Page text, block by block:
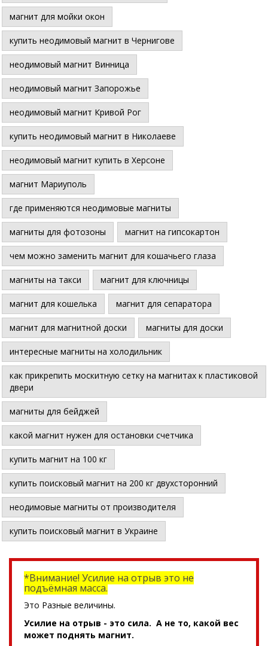
магнит для мойки окон
купить неодимовый магнит в Чернигове
неодимовый магнит Винница
неодимовый магнит Запорожье
неодимовый магнит Кривой Рог
купить неодимовый магнит в Николаеве
неодимовый магнит купить в Херсоне
магнит Мариуполь
где применяются неодимовые магниты
магниты для фотозоны магнит на гипсокартон
чем можно заменить магнит для кошачьего глаза
магниты на такси магнит для ключницы
магнит для кошелька магнит для сепаратора
магнит для магнитной доски магниты для доски
интересные магниты на холодильник
как прикрепить москитную сетку на магнитах к пластиковой
двери
магниты для бейджей
какой магнит нужен для остановки счетчика
купить магнит на 100 кг
купить поисковый магнит на 200 кг двухсторонний
неодимовые магниты от производителя
купить поисковый магнит в Украине
*Внимание! Усилие на отрыв это не
подъёмная масса.
Это Разные величины.
Усилие на отрыв - это сила. А не то, какой вес
может поднять магнит.